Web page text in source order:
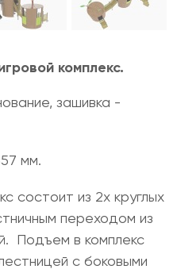
комплекс.
зашивка -
мм.
состоит из 2х круглых
переходом из
Подъем в комплекс
с боковыми